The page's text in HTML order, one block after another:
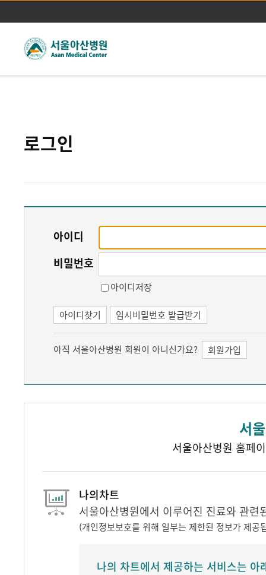
주메뉴바로가기
본문바로가기
로그인
아이디
비밀번호
아이디저장
아이디찾기 임시비밀번호 발급받기
아직 서울아산병원 회원이 아니신가요? 회원가입
서
서울아산병원 홈페
나의차트
서울아산병원에서 이루어진 진료와 관
(개인정보보호를 위해 일부는 제한된 정보가 제공
나의 차트에서 제공하는 서비스는 아